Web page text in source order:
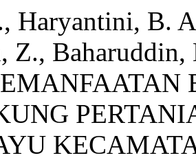
Haryantini, B.
Z., Baharuddin,